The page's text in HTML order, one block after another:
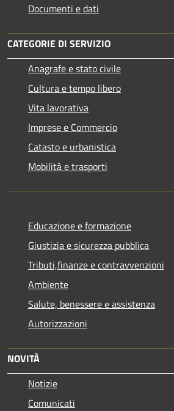
Documenti e dati
CATEGORIE DI SERVIZIO
Anagrafe e stato civile
Cultura e tempo libero
Vita lavorativa
Imprese e Commercio
Catasto e urbanistica
Mobilità e trasporti
Educazione e formazione
Giustizia e sicurezza pubblica
Tributi,finanze e contravvenzioni
Ambiente
Salute, benessere e assistenza
Autorizzazioni
NOVITÀ
Notizie
Comunicati